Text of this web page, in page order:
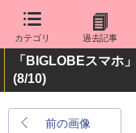
カテゴリ 過去記事
「BIGLOBEスマホ
(8/10)
前の画像